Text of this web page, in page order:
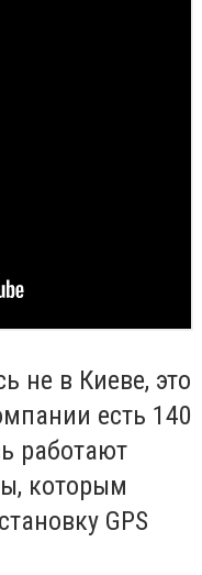
не в Киеве, это
есть 140
работают
которым
GPS